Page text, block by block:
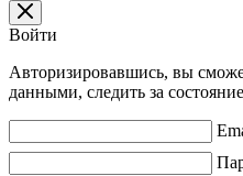
Войти
Авторизировавшись, вы
данными, следить за